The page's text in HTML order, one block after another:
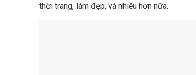
thời trang, làm đẹp, và nhiều hơn nữa.